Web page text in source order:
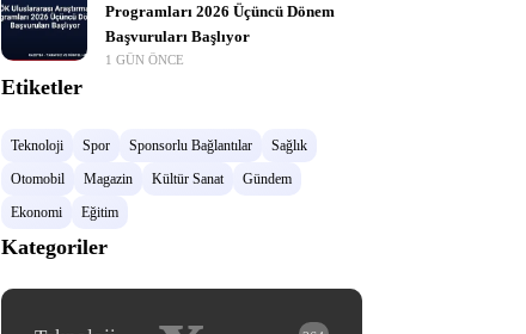
Programları 2026 Üçüncü Dönem
Başvuruları Başlıyor
1 GÜN ÖNCE
Etiketler
Teknoloji Spor Sponsorlu Bağlantılar
Sağlık
Otomobil
Magazin Kültür Sanat
Gündem
Ekonomi
Eğitim
Kategoriler